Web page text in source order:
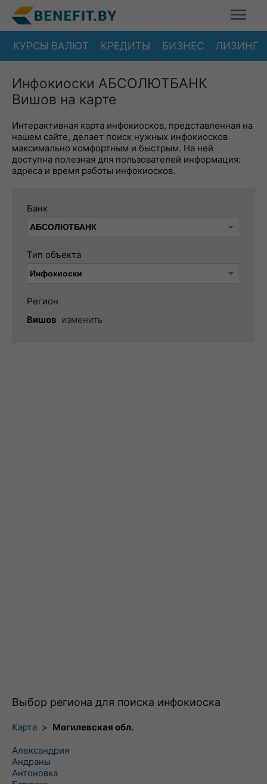
КУРСЫ ВАЛЮТ КРЕДИТЫ БИЗНЕС ЛИЗИНГ
Инфокиоски АБСОЛЮТБАНК
Вишов на карте
Интерактивная карта инфокиосков, представленная на
нашем сайте, делает поиск нужных инфокиосков
максимально комфортным и быстрым. На ней
доступна полезная для пользователей информация:
адреса и время работы инфокиосков.
Банк
Тип объекта
Регион
Вишов изменить
Выбор региона для поиска инфокиоска
Карта > Могилевская обл.
Александрия
Андраны
Антоновка